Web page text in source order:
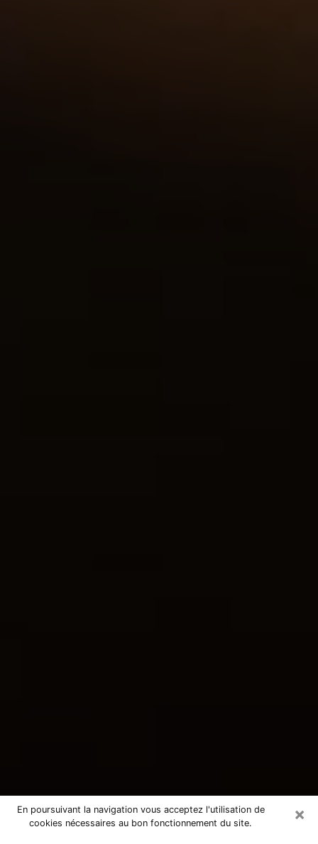
×
En poursuivant la navigation vous acceptez l'utilisation de
cookies nécessaires au bon fonctionnement du site.